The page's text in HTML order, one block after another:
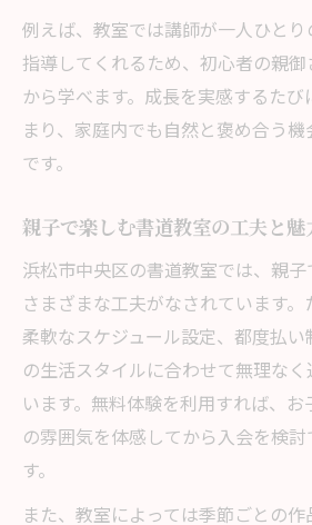
例えば、教室では講師が一人ひと
指導してくれるため、初心者の親
から学べます。成長を実感するた
まり、家庭内でも自然と褒め合う
です。
親子で楽しむ書道教室の工夫と魅
浜松市中央区の書道教室では、親
さまざまな工夫がなされています
柔軟なスケジュール設定、都度払
の生活スタイルに合わせて無理な
います。無料体験を利用すれば、
の雰囲気を体感してから入会を検
す。
また、教室によっては季節ごとの